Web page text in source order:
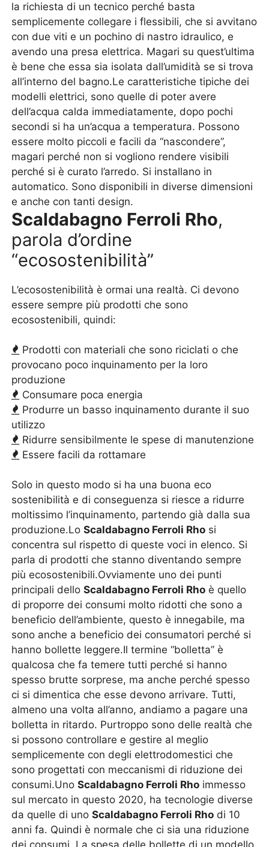
la richiesta di un tecnico perché basta
semplicemente collegare i flessibili, che si avvitano
con due viti e un pochino di nastro idraulico, e
avendo una presa elettrica. Magari su quest’ultima
è bene che essa sia isolata dall’umidità se si trova
all’interno del bagno.Le caratteristiche tipiche dei
modelli elettrici, sono quelle di poter avere
dell’acqua calda immediatamente, dopo pochi
secondi si ha un’acqua a temperatura. Possono
essere molto piccoli e facili da “nascondere”,
magari perché non si vogliono rendere visibili
perché si è curato l’arredo. Si installano in
automatico. Sono disponibili in diverse dimensioni
e anche con tanti design.
Scaldabagno Ferroli Rho,
parola d’ordine
“ecosostenibilità”
L’ecosostenibilità è ormai una realtà. Ci devono
essere sempre più prodotti che sono
ecosostenibili, quindi:
Prodotti con materiali che sono riciclati o che
provocano poco inquinamento per la loro
produzione
Consumare poca energia
Produrre un basso inquinamento durante il suo
utilizzo
Ridurre sensibilmente le spese di manutenzione
Essere facili da rottamare
Solo in questo modo si ha una buona eco
sostenibilità e di conseguenza si riesce a ridurre
moltissimo l’inquinamento, partendo già dalla sua
produzione.LoScaldabagno Ferroli Rho si
concentra sul rispetto di queste voci in elenco. Si
parla di prodotti che stanno diventando sempre
più ecosostenibili.Ovviamente uno dei punti
principali delloScaldabagno Ferroli Rho è quello
di proporre dei consumi molto ridotti che sono a
beneficio dell’ambiente, questo è innegabile, ma
sono anche a beneficio dei consumatori perché si
hanno bollette leggere.Il termine “bolletta” è
qualcosa che fa temere tutti perché si hanno
spesso brutte sorprese, ma anche perché spesso
ci si dimentica che esse devono arrivare. Tutti,
almeno una volta all’anno, andiamo a pagare una
bolletta in ritardo. Purtroppo sono delle realtà che
si possono controllare e gestire al meglio
semplicemente con degli elettrodomestici che
sono progettati con meccanismi di riduzione dei
consumi.UnoScaldabagno Ferroli Rho immesso
sul mercato in questo 2020, ha tecnologie diverse
da quelle di unoScaldabagno Ferroli Rho di 10
anni fa. Quindi è normale che ci sia una riduzione
dei consumi. La spesa delle bollette di un modello